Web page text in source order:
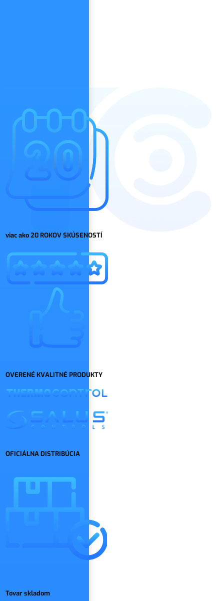
viac ako 20 ROKOV SKÚSENOSTÍ
OVERENÉ KVALITNÉ PRODUKTY
OFICIÁLNA DISTRIBÚCIA
Tovar skladom